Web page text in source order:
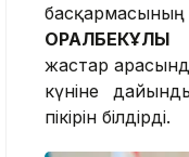
жастар
күніне
пікірін білдірді.